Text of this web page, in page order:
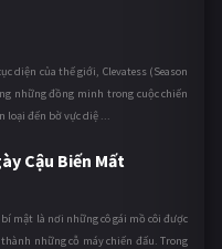
diện của thế giới, Clevatess (Season
những đồng minh trong cuộc chiến
loại đến bờ vực diệ ...
Cậu Biến Mất
mật là nơi những cô gái mồ côi được
những cỗ máy chiến đấu. Trong